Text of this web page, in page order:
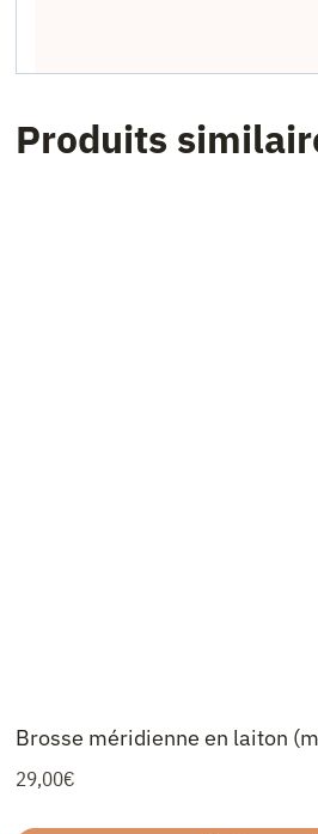
Produits
Brosse méridienne en laiton
29,00€